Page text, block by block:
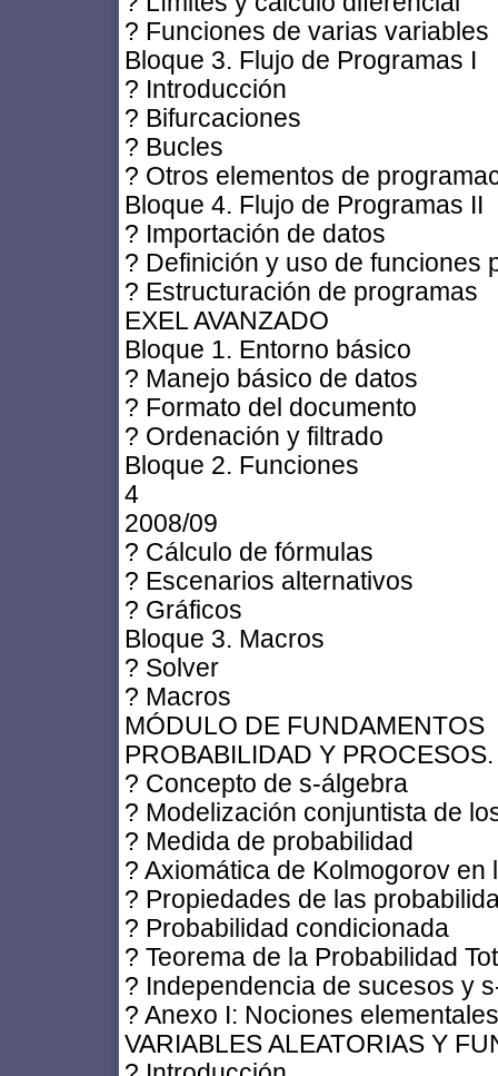
? Funciones de varias variables
Bloque 3. Flujo de Programas I
? Introducción
? Bifurcaciones
? Bucles
? Otros elementos de
Bloque 4. Flujo de Programas II
? Importación de datos
? Definición y uso de funciones
? Estructuración de programas
EXEL AVANZADO
Bloque 1. Entorno básico
? Manejo básico de datos
? Formato del documento
? Ordenación y filtrado
Bloque 2. Funciones
4
2008/09
? Cálculo de fórmulas
? Escenarios alternativos
? Gráficos
Bloque 3. Macros
? Solver
? Macros
MÓDULO DE FUNDAMENTOS
PROBABILIDAD Y
? Concepto de s-álgebra
? Modelización conjuntista de
? Medida de probabilidad
? Axiomática de Kolmogorov
? Propiedades de las
? Probabilidad condicionada
? Teorema de la Probabilidad
? Independencia de sucesos y
? Anexo I: Nociones
VARIABLES ALEATORIAS Y